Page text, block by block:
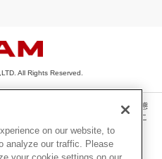
All Rights Reserved.
像・写真・動画・音声等を、手段や形態
断で複製、転載、ファイル化などするこ
ただけない場合があります。
on our website, to
analyze our traffic. Please